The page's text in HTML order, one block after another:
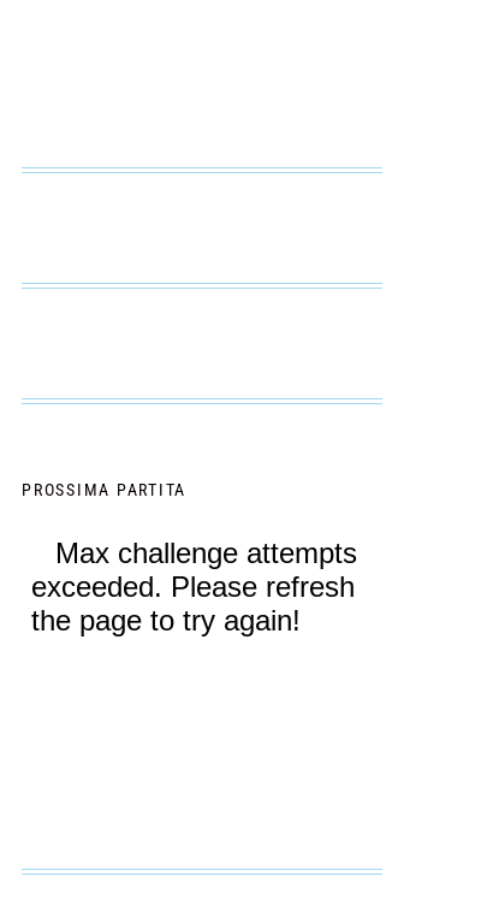
PROSSIMA PARTITA